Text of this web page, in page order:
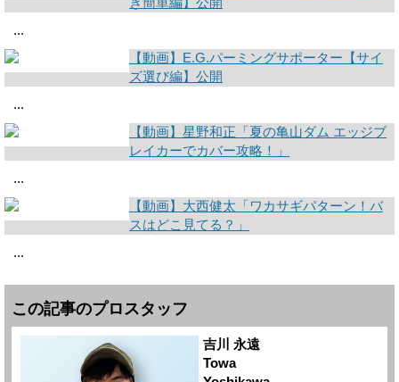
...
【動画】E.G.パーミングサポーター【サイ
ズ選び編】公開
...
【動画】星野和正「夏の亀山ダム エッジブ
レイカーでカバー攻略！」
...
【動画】大西健太「ワカサギパターン！バ
スはどこ見てる？」
...
この記事のプロスタッフ
吉川 永遠
Towa